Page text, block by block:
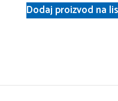
Dodaj proizvod na